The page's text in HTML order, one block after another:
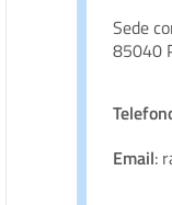
Sede
85040
Email: